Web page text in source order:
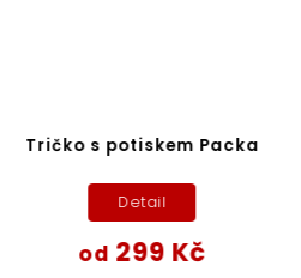
Tričko s potiskem Packa
od299 Kč
Detail